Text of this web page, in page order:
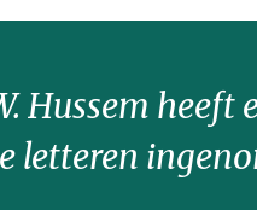
Hussem heeft
letteren